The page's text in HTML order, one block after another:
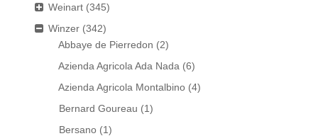
Weinart (345)
Winzer (342)
Abbaye de Pierredon (2)
Azienda Agricola Ada Nada (6)
Azienda Agricola Montalbino (4)
Bernard Goureau (1)
Bersano (1)